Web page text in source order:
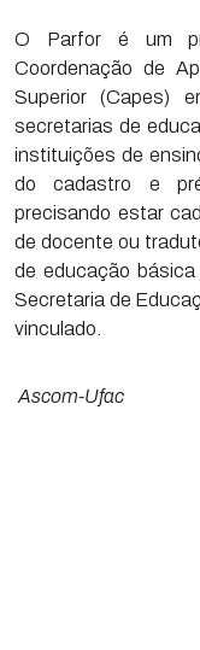
O Parfor é um
Coordenação de
Superior (Capes)
secretarias de
instituições de
do cadastro e
precisando estar
de docente ou
de educação
Secretaria de
vinculado.
Ascom-Ufac